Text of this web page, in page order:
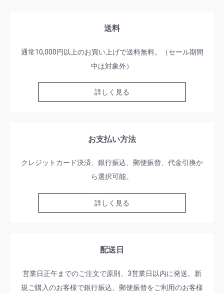
送料
通常10,000円以上のお買い上げで送料無料。（セール期間
中は対象外）
詳しく見る
お支払い方法
クレジットカード決済、銀行振込、郵便振替、代金引換か
ら選択可能。
詳しく見る
配送日
営業日正午までのご注文で原則、3営業日以内に発送。新
規ご購入のお客様で銀行振込、郵便振替をご利用のお客様